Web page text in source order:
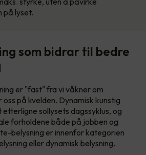
på lyset.
som bidrar til bedre
er "fast" fra vi våkner om
på kvelden. Dynamisk kunstig
sollysets dagssyklus, og
forholdene både på jobben og
belysning er innenfor kategorien
eller dynamisk belysning.